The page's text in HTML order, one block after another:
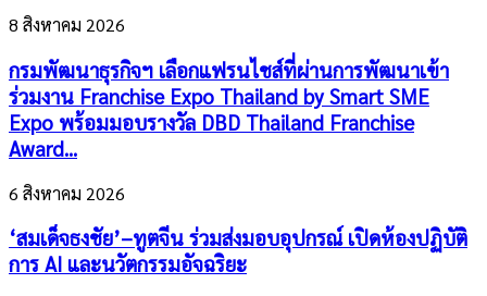
8 สิงหาคม 2026
กรมพัฒนาธุรกิจฯ เลือกแฟรนไชส์ที่ผ่านการพัฒนาเข้า
ร่วมงาน Franchise Expo Thailand by Smart SME
Expo พร้อมมอบรางวัล DBD Thailand Franchise
Award...
6 สิงหาคม 2026
‘สมเด็จธงชัย’–ทูตจีน ร่วมส่งมอบอุปกรณ์ เปิดห้องปฏิบัติ
การ AI และนวัตกรรมอัจฉริยะ